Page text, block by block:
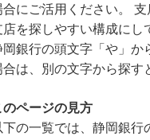
合にご活用ください。
店を探しやすい構成にし
岡銀行の頭文字「や」か
合は、別の文字から探す
のページの見方
下の一覧では、静岡銀